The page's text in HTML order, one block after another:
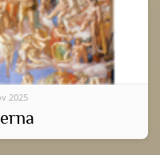
2025